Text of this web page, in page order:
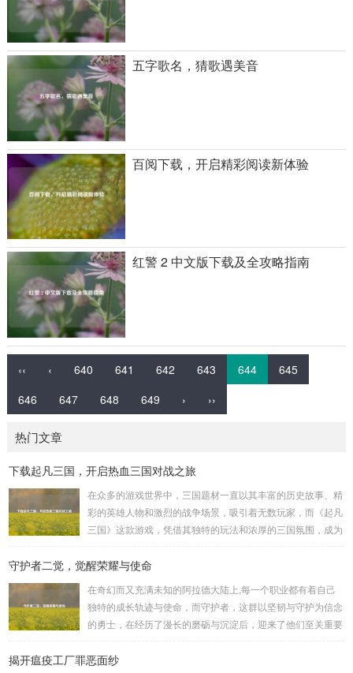
五字歌名，猜歌遇美音
百阅下载，开启精彩阅读新体验
红警 2 中文版下载及全攻略指南
‹‹ ‹ 640 641 642 643 644
645
646
647 648 649 › ››
热门文章
下载起凡三国，开启热血三国对战之旅
在众多的游戏世界中，三国题材一直以其丰富的历史故事、精
彩的英雄人物和激烈的战争场景，吸引着无数玩家，而《起凡
三国》这款游戏，凭借其独特的玩法和浓厚的三国氛围，成为
何进行起凡三国下载,开启一段热血的三国对战之旅。 《起凡
以化身为三国时期的知名将领，如勇猛无双的吕布、足智多谋
的诸葛亮、忠义双全的关羽等，率领自己的军队在战场上冲锋
陷阵、排兵布阵，游戏中的每一场战斗都充满了变...
守护者二觉，觉醒荣耀与使命
在奇幻而又充满未知的阿拉德大陆上,每一个职业都有着自己
独特的成长轨迹与使命，而守护者，这群以坚韧与守护为信念
的勇士，在经历了漫长的磨砺与沉淀后，迎来了他们至关重要
大陆的那一刻起，便肩负着守护的重任，他们身躯魁梧，手持
揭开瘟疫工厂罪恶面纱